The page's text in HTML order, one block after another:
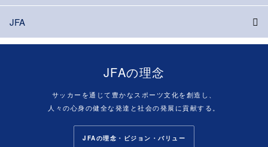
JFA
JFAの理念
サッカーを通じて豊かなスポーツ文化を創造し、
人々の心身の健全な発達と社会の発展に貢献する。
JFAの理念・ビジョン・バリュー